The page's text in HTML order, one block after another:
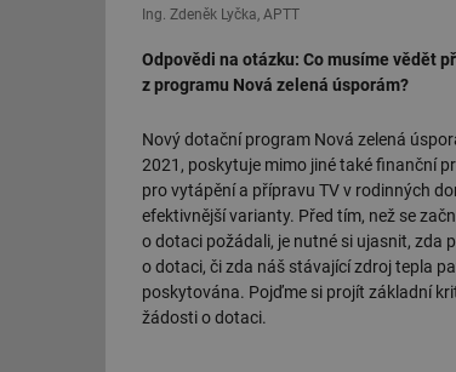
Ing. Zdeněk Lyčka, APTT
Odpovědi na otázku: Co musíme vědět
z programu Nová zelená úsporám?
Nový dotační program Nová zelená
2021, poskytuje mimo jiné také finanční
pro vytápění a přípravu TV v rodinných
efektivnější varianty. Před tím, než se
o dotaci požádali, je nutné si ujasnit, zda
o dotaci, či zda náš stávající zdroj tepla
poskytována. Pojďme si projít základní
žádosti o dotaci.